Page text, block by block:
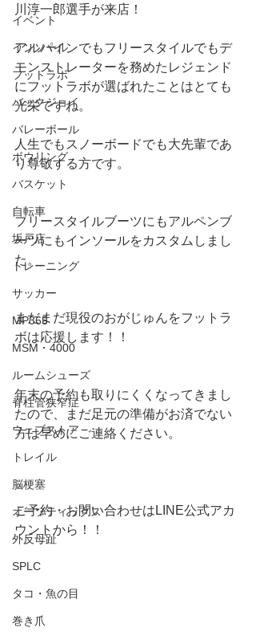
イベント
インソール
フットラボ
バックジョイ
バレーボール
ボウリング
バスケット
自転車
坂戸店
トレーニング
サッカー
MP365
MSM・4000
ルームシューズ
脊柱管狭窄症
ウェブストア
トレイル
脳梗塞
オーソティックス
外反母趾
SPLC
タコ・魚の目
巻き爪
川淳一郎選手が来店！
アルパインでもフリースタイルでもデ
モンストレーターを務めたレジェンド
にフットラボが選ばれたことはとても
光栄ですね。
人生でもスノーボードでも大先輩であ
り尊敬する方です。
フリースタイルブーツにもアルペンブ
ーツにもインソールをカスタムしまし
た。
まだまだ現役のおがじゅんをフットラ
ボは応援します！！
年末の予約も取りにくくなってきまし
たので、まだ足元の準備がお済でない
方は早めにご連絡ください。
ご予約・お問い合わせはLINE公式アカ
ウントから！！